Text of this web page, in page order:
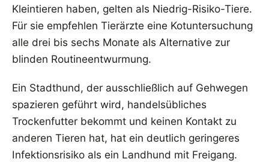
Kleintieren haben, gelten als Niedrig-Risiko-Tiere.
Für sie empfehlen Tierärzte eine Kotuntersuchung
alle drei bis sechs Monate als Alternative zur
blinden Routineentwurmung.
Ein Stadthund, der ausschließlich auf Gehwegen
spazieren geführt wird, handelsübliches
Trockenfutter bekommt und keinen Kontakt zu
anderen Tieren hat, hat ein deutlich geringeres
Infektionsrisiko als ein Landhund mit Freigang.